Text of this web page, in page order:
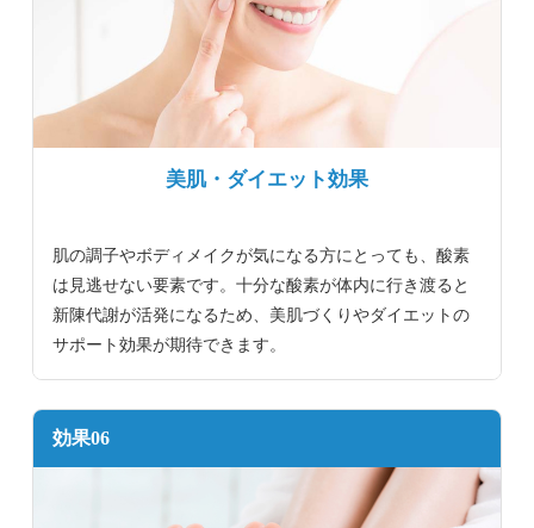
美肌・ダイエット効果
肌の調子やボディメイクが気になる方にとっても、酸素
は見逃せない要素です。十分な酸素が体内に行き渡ると
新陳代謝が活発になるため、美肌づくりやダイエットの
サポート効果が期待できます。
効果06